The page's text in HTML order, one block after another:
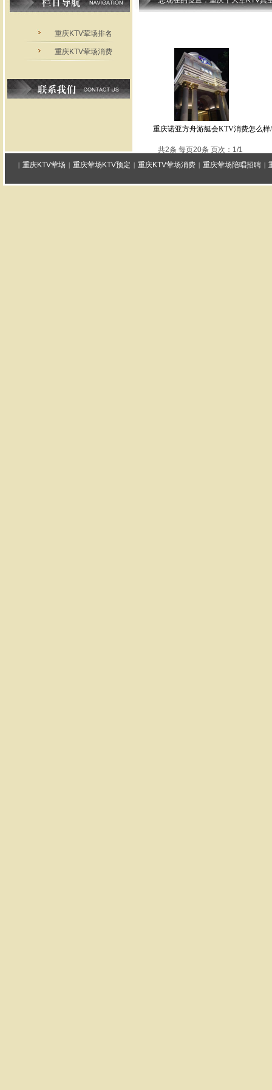
重庆KTV荤场排名
重庆KTV荤场消费
重庆诺亚方舟游艇会KTV消费怎么
共2条 每页20条 页次：1/1
| 重庆KTV荤场 | 重庆荤场KTV预定 | 重庆KTV荤场消费 | 重庆荤场陪唱招聘 |